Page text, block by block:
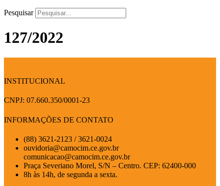
Pesquisar
127/2022
INSTITUCIONAL
CNPJ: 07.660.350/0001-23
INFORMAÇÕES DE CONTATO
(88) 3621-2123 / 3621-0024
ouvidoria@camocim.ce.gov.br
comunicacao@camocim.ce.gov.br
Praça Severiano Morel, S/N – Centro. CEP: 62400-000
8h às 14h, de segunda a sexta.